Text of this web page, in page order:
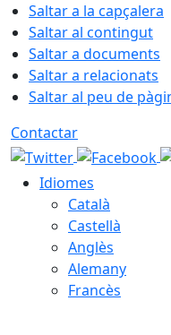
Saltar a la capçalera
Saltar al contingut
Saltar a documents
Saltar a relacionats
Saltar al peu de
Contactar
Idiomes
Català
Castellà
Anglès
Alemany
Francès